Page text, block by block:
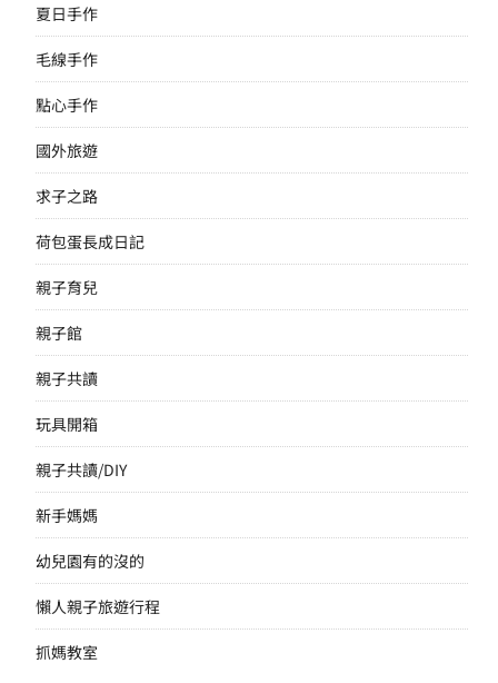
夏日手作
毛線手作
點心手作
國外旅遊
求子之路
荷包蛋長成日記
親子育兒
親子館
親子共讀
玩具開箱
親子共讀/DIY
新手媽媽
幼兒園有的沒的
懶人親子旅遊行程
抓媽教室